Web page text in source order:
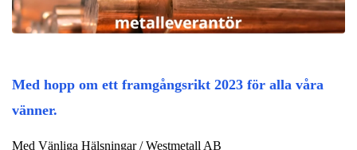
Med hopp om ett framgångsrikt 2023 för alla våra
vänner.
Med Vänliga Hälsningar / Westmetall AB